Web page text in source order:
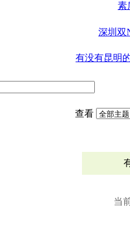
素
深圳双
有没有昆明
查看
当